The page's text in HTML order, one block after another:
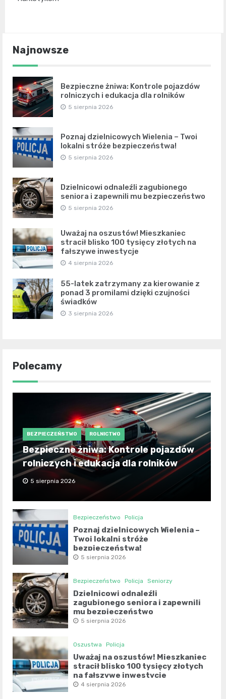
Najnowsze
Bezpieczne żniwa: Kontrole pojazdów
rolniczych i edukacja dla rolników
5 sierpnia 2026
Poznaj dzielnicowych Wielenia – Twoi
lokalni stróże bezpieczeństwa!
5 sierpnia 2026
Dzielnicowi odnaleźli zagubionego
seniora i zapewnili mu bezpieczeństwo
5 sierpnia 2026
Uważaj na oszustów! Mieszkaniec
stracił blisko 100 tysięcy złotych na
fałszywe inwestycje
4 sierpnia 2026
55-latek zatrzymany za kierowanie z
ponad 3 promilami dzięki czujności
świadków
3 sierpnia 2026
Polecamy
BEZPIECZEŃSTWO ROLNICTWO
Bezpieczne żniwa: Kontrole pojazdów
rolniczych i edukacja dla rolników
5 sierpnia 2026
Bezpieczeństwo Policja
Poznaj dzielnicowych Wielenia –
Twoi lokalni stróże
bezpieczeństwa!
5 sierpnia 2026
Bezpieczeństwo Policja Seniorzy
Dzielnicowi odnaleźli
zagubionego seniora i zapewnili
mu bezpieczeństwo
5 sierpnia 2026
Oszustwa Policja
Uważaj na oszustów! Mieszkaniec
stracił blisko 100 tysięcy złotych
na fałszywe inwestycje
4 sierpnia 2026